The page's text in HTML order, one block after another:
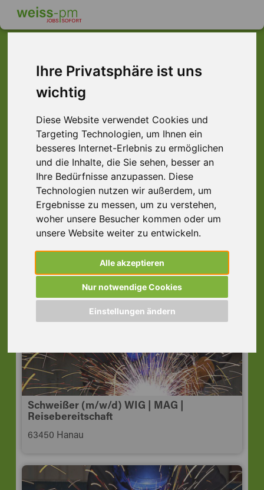
Ihre Privatsphäre ist uns
wichtig
Diese Website verwendet Cookies und
Targeting Technologien, um Ihnen ein
besseres Internet-Erlebnis zu ermöglichen
und die Inhalte, die Sie sehen, besser an
Ihre Bedürfnisse anzupassen. Diese
Technologien nutzen wir außerdem, um
Ergebnisse zu messen, um zu verstehen,
woher unsere Besucher kommen oder um
unsere Website weiter zu entwickeln.
Alle akzeptieren
Nur notwendige Cookies
Einstellungen ändern
Dieser Job ist leider
nicht mehr verfügbar ...
... aber vielleicht ist hier etwas dabei:
Löter (m/w/d) Flammlöten | Schicht,
63755 Alzenau i.UFr.
Schweißer (m/w/d) WIG | MAG |
Reisebereitschaft
63450 Hanau